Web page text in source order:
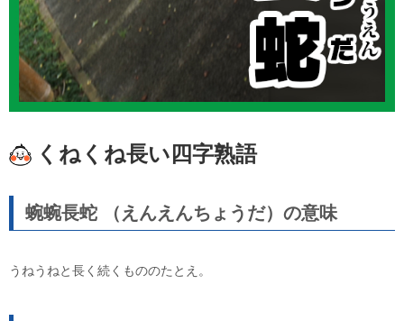
くねくね長い四字熟語
蜿蜿長蛇 （えんえんちょうだ）の意味
うねうねと長く続くもののたとえ。